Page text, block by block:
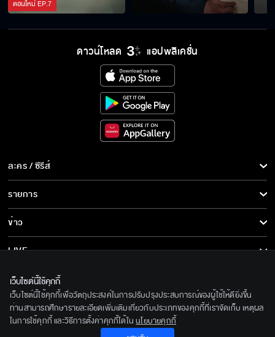
ความรักที่เหมือนเส้นขนาน
เพียงเธอ เริ่ม 18 ก.ค.นี้
ตอนใหม่EP.7
ดาวน์โหลด แอปพลิเคชั่น
ละคร / ซีรีส์
ละคร/ซีรีส์
ซีรีส์นานาชาติ
การ์ตูน & เกม
รายการ
รายการทั้งหมด
ข่าว
ข่าวทั้งหมด
ข่าวประชาสัมพันธ์
LIVE
เกี่ยวกับเรา
BEC World
รู้จักเรา
ติดตามเราได้ที่
เว็บไซต์นี้ใช้คุกกี้
เว็บไซต์นี้ใช้คุกกี้เพื่อวัตถุประสงค์ในการปรับปรุงประสบการณ์ของผู้ใช้ให้ดียิ่งขึ้น
ท่านสามารถศึกษารายละเอียดเพิ่มเติมเกี่ยวกับประเภทของคุกกี้ที่เราจัดเก็บ เหตุผล
ในการใช้คุกกี้ และวิธีการตั้งค่าคุกกี้ได้ใน นโยบายคุกกี้